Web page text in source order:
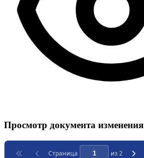
Просмотр документа изменения